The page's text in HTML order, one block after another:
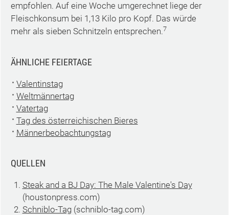
empfohlen. Auf eine Woche umgerechnet liege der
Fleischkonsum bei 1,13 Kilo pro Kopf. Das würde
mehr als sieben Schnitzeln entsprechen.7
ÄHNLICHE FEIERTAGE
Valentinstag
Weltmännertag
Vatertag
Tag des österreichischen Bieres
Männerbeobachtungstag
QUELLEN
Steak and a BJ Day: The Male Valentine's Day
(houstonpress.com)
Schniblo-Tag(schniblo-tag.com)